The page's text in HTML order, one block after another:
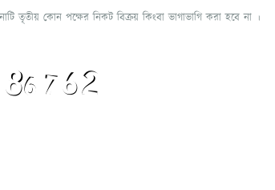
তৃতীয় কোন পক্ষের নিকট বিক্রয় কিংবা ভাগাভাগি করা হবে না ।